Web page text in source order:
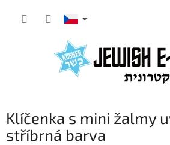
Klíčenka s mini žalmy
stříbrná barva